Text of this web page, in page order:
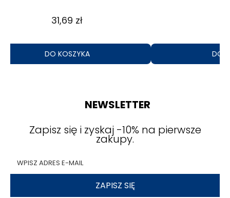
37,10 zł
DO KOSZYKA
NEWSLETTER
Zapisz się i zyskaj -10% na pierwsze
zakupy.
ZAPISZ SIĘ